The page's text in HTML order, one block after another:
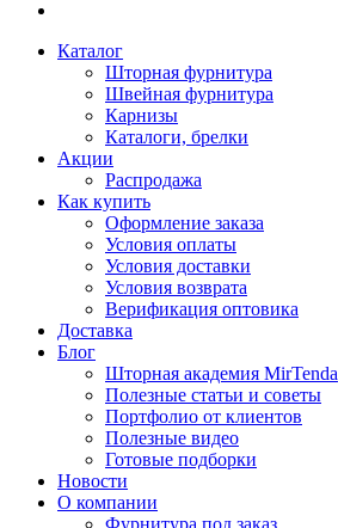
Каталог
Шторная фурнитура
Швейная фурнитура
Карнизы
Каталоги, брелки
Акции
Распродажа
Как купить
Оформление заказа
Условия оплаты
Условия доставки
Условия возврата
Верификация оптовика
Доставка
Блог
Шторная академия MirTenda
Полезные статьи и советы
Портфолио от клиентов
Полезные видео
Готовые подборки
Новости
О компании
Фурнитура под заказ